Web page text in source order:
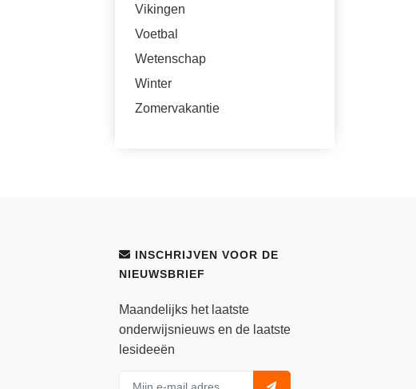
Vikingen
Voetbal
Wetenschap
Winter
Zomervakantie
INSCHRIJVEN VOOR DE
NIEUWSBRIEF
Maandelijks het laatste
onderwijsnieuws en de laatste
lesideeën